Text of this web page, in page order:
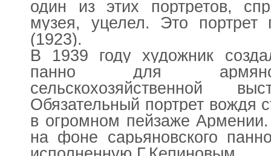
один из этих портретов,
музея, уцелел. Это портрет
(1923).
В 1939 году художник
панно для
сельскохозяйственной
Обязательный портрет вождя
в огромном пейзаже
на фоне сарьяновского